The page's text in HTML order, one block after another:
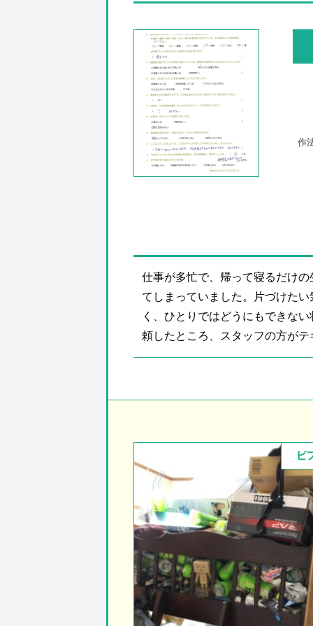
仕事が多忙で、帰って寝るだけ
てしまっていました。片づけた
く、ひとりではどうにもできな
頼したところ、スタッフの方が
ビ